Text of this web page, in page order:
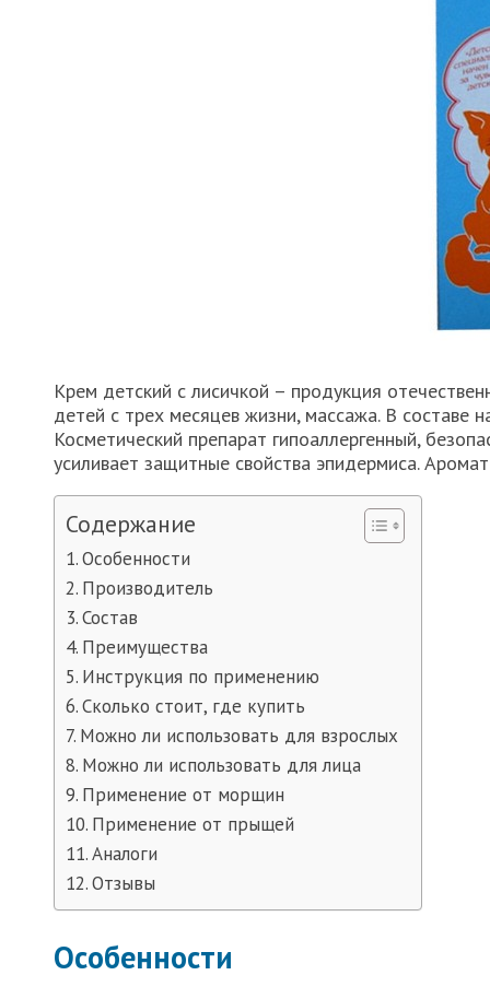
Крем детский с лисичкой – продукция
детей с трех месяцев жизни, массажа. В составе
Косметический препарат гипоаллергенный,
усиливает защитные свойства эпидермиса.
Содержание
Особенности
Производитель
Состав
Преимущества
Инструкция по применению
Сколько стоит, где купить
Можно ли использовать для взрослых
Можно ли использовать для лица
Применение от морщин
Применение от прыщей
Аналоги
Отзывы
Особенности